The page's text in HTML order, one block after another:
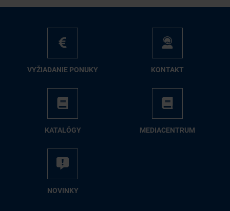
VY­ŽIA­DA­NIE PO­NU­KY KON­TAKT
KA­TA­LÓ­GY ME­DIA­CEN­TRUM
NO­VIN­KY